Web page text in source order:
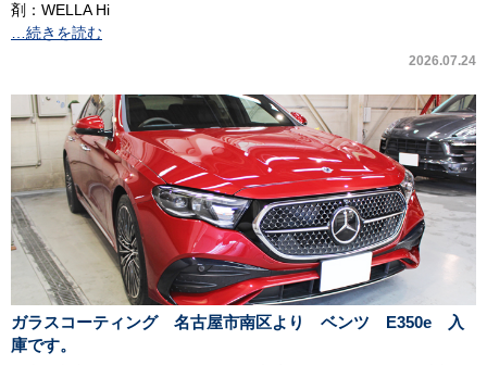
剤：WELLA Hi
…続きを読む
2026.07.24
ガラスコーティング 名古屋市南区より ベンツ E350e 入
庫です。